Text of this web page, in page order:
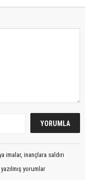
imalar, inançlara saldırı
yorumlar